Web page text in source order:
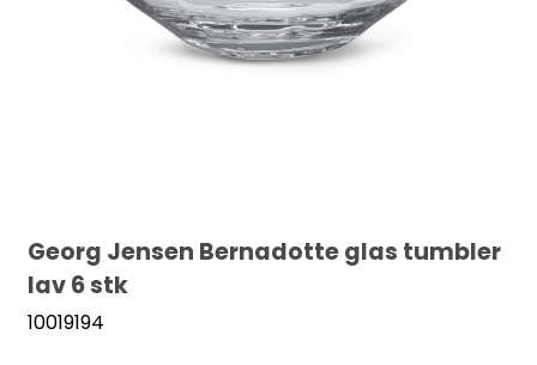
Georg Jensen Bernadotte glas tumbler
lav 6 stk
10019194